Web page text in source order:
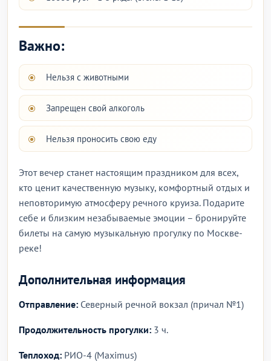
Важно:
Нельзя с животными
Запрещен свой алкоголь
Нельзя проносить свою еду
Этот вечер станет настоящим праздником для всех,
кто ценит качественную музыку, комфортный отдых и
неповторимую атмосферу речного круиза. Подарите
себе и близким незабываемые эмоции – бронируйте
билеты на самую музыкальную прогулку по Москве-
реке!
Дополнительная информация
Отправление: Северный речной вокзал (причал №1)
Продолжительность прогулки: 3 ч.
Теплоход: РИО-4 (Maximus)